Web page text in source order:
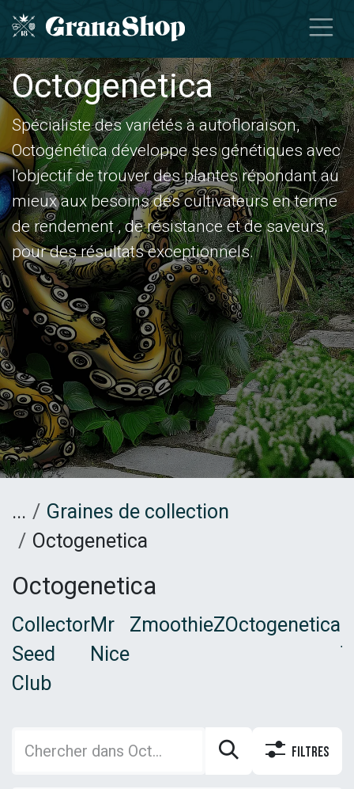
Se rendre au contenu
Octogenetica
​Spécialiste des variétés à autofloraison,
Octogénética développe ses génétiques avec
l'objectif de trouver des plantes répondant au
mieux aux besoins des cultivateurs en terme
de rendement , de résistance et de saveurs,
pour des résultats exceptionnels.
...
Graines de collection
Octogenetica
Octogenetica
Collector
Seed
Club
Mr
Nice
ZmoothieZOctogenetica
Filtres